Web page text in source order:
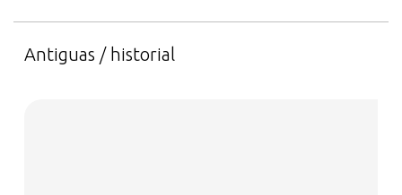
Antiguas / historial